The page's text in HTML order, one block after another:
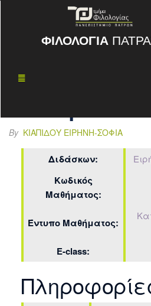
ΦΙΛΟΛΟΓΙΑ
17
By ΚΙΑΠΊΔΟΥ ΕΙΡΉΝΗ-ΣΟΦΊΑ
Διδάσκων:
Κωδικός
Μαθήματος:
Έντυπο Μαθήματος:
E-class: